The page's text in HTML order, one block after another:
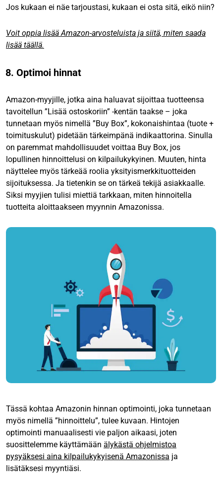
Jos kukaan ei näe tarjoustasi, kukaan ei osta sitä, eikö niin?
Voit oppia lisää Amazon-arvosteluista ja siitä, miten saada
lisää täällä.
8. Optimoi hinnat
Amazon-myyjille, jotka aina haluavat sijoittaa tuotteensa
tavoitellun ”Lisää ostoskoriin” -kentän taakse – joka
tunnetaan myös nimellä ”Buy Box”, kokonaishintaa (tuote +
toimituskulut) pidetään tärkeimpänä indikaattorina. Sinulla
on paremmat mahdollisuudet voittaa Buy Box, jos
lopullinen hinnoittelusi on kilpailukykyinen. Muuten, hinta
näyttelee myös tärkeää roolia yksityismerkkituotteiden
sijoituksessa. Ja tietenkin se on tärkeä tekijä asiakkaalle.
Siksi myyjien tulisi miettiä tarkkaan, miten hinnoitella
tuotteita aloittaakseen myynnin Amazonissa.
Tässä kohtaa Amazonin hinnan optimointi, joka tunnetaan
myös nimellä ”hinnoittelu”, tulee kuvaan. Hintojen
optimointi manuaalisesti vie paljon aikaasi, joten
suosittelemme käyttämään älykästä ohjelmistoa
pysyäksesi aina kilpailukykyisenä Amazonissa ja
lisätäksesi myyntiäsi.